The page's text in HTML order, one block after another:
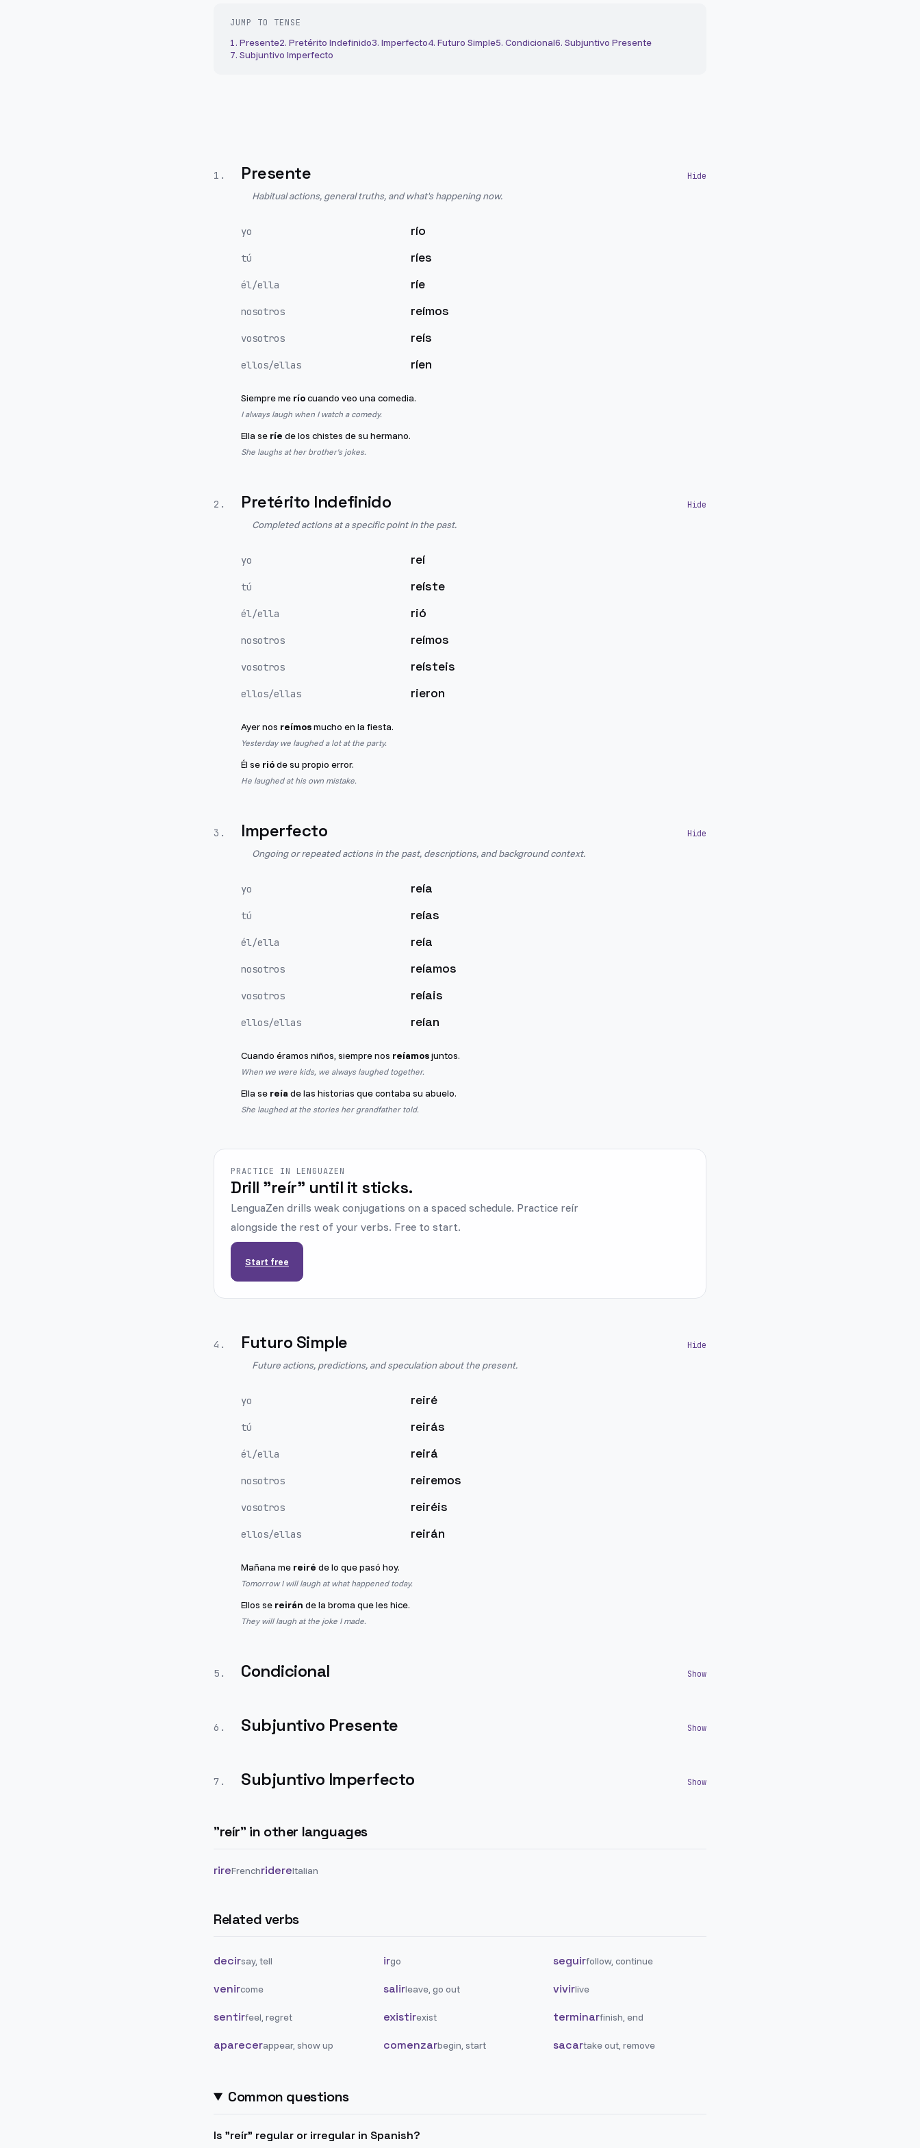
JUMP TO TENSE
1. Presente2. Pretérito Indefinido3. Imperfecto4. Futuro Simple5. Condicional6. Subjuntivo Presente
7. Subjuntivo Imperfecto
1 . Presente
Habitual actions, general truths, and what's happening now.
yo río
tú ríes
él/ella ríe
nosotros reímos
vosotros reís
ellos/ellas ríen
Siempre me ríocuando veo una comedia.
I always laugh when I watch a comedy.
Ella se ríe de los chistes de su hermano.
She laughs at her brother's jokes.
2 . Pretérito Indefinido
Completed actions at a specific point in the past.
yo reí
tú reíste
él/ella rió
nosotros reímos
vosotros reísteis
ellos/ellas rieron
Ayer nos reímosmucho en la fiesta.
Yesterday we laughed a lot at the party.
Él se rióde su propio error.
He laughed at his own mistake.
3 . Imperfecto
Ongoing or repeated actions in the past, descriptions, and background context.
yo reía
tú reías
él/ella reía
nosotros reíamos
vosotros reíais
ellos/ellas reían
Cuando éramos niños, siempre nos reíamosjuntos.
When we were kids, we always laughed together.
Ella se reía de las historias que contaba su abuelo.
She laughed at the stories her grandfather told.
PRACTICE IN LENGUAZEN
Drill "reír" until it sticks.
LenguaZen drills weak conjugations on a spaced schedule. Practice reír
alongside the rest of your verbs. Free to start.
Start free
4 . Futuro Simple
Future actions, predictions, and speculation about the present.
yo reiré
tú reirás
él/ella reirá
nosotros reiremos
vosotros reiréis
ellos/ellas reirán
Mañana me reiré de lo que pasó hoy.
Tomorrow I will laugh at what happened today.
Ellos se reirán de la broma que les hice.
They will laugh at the joke I made.
5 . Condicional
6 . Subjuntivo Presente
7 . Subjuntivo Imperfecto
"reír" in other languages
rireFrenchridereItalian
Related verbs
decirsay, tell irgo seguirfollow, continue
venircome salirleave, go out vivirlive
sentirfeel, regret existirexist terminarfinish, end
aparecerappear, show up comenzarbegin, start sacartake out, remove
Common questions
Is "reír" regular or irregular in Spanish?